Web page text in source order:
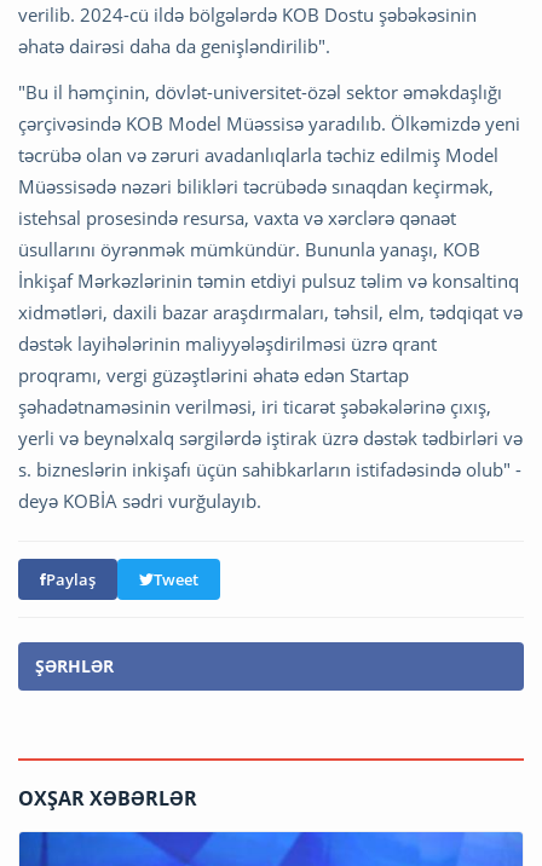
verilib. 2024-cü ildə bölgələrdə KOB Dostu şəbəkəsinin
əhatə dairəsi daha da genişləndirilib".
"Bu il həmçinin, dövlət-universitet-özəl sektor əməkdaşlığı
çərçivəsində KOB Model Müəssisə yaradılıb. Ölkəmizdə yeni
təcrübə olan və zəruri avadanlıqlarla təchiz edilmiş Model
Müəssisədə nəzəri bilikləri təcrübədə sınaqdan keçirmək,
istehsal prosesində resursa, vaxta və xərclərə qənaət
üsullarını öyrənmək mümkündür. Bununla yanaşı, KOB
İnkişaf Mərkəzlərinin təmin etdiyi pulsuz təlim və konsaltinq
xidmətləri, daxili bazar araşdırmaları, təhsil, elm, tədqiqat və
dəstək layihələrinin maliyyələşdirilməsi üzrə qrant
proqramı, vergi güzəştlərini əhatə edən Startap
şəhadətnaməsinin verilməsi, iri ticarət şəbəkələrinə çıxış,
yerli və beynəlxalq sərgilərdə iştirak üzrə dəstək tədbirləri və
s. bizneslərin inkişafı üçün sahibkarların istifadəsində olub" -
deyə KOBİA sədri vurğulayıb.
Paylaş Tweet
ŞƏRHLƏR
OXŞAR XƏBƏRLƏR